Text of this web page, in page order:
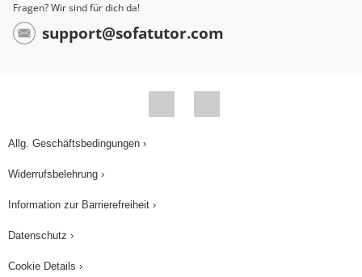
Fragen? Wir sind für dich da!
support@sofatutor.com
Allg. Geschäftsbedingungen ›
Widerrufsbelehrung ›
Information zur Barrierefreiheit ›
Datenschutz ›
Cookie Details ›